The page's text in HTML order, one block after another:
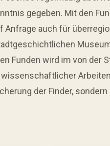
gegeben. Mit den
auch für
Funden wird im von der
der Finder,